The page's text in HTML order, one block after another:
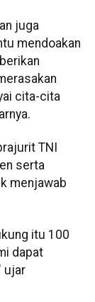
juga
mendoakan
cita-cita
TNI
serta
menjawab
itu 100
dapat
ujar